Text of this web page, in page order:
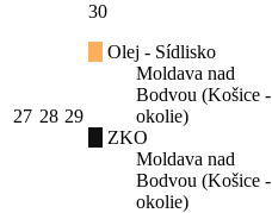
27 28 29
30
Olej - Sídlisko
Moldava nad
Bodvou (Košice -
okolie)
ZKO
Moldava nad
Bodvou (Košice -
okolie)